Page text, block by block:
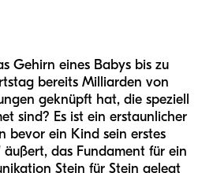
Gehirn eines Babys bis zu
bereits Milliarden von
geknüpft hat, die speziell
sind? Es ist ein erstaunlicher
bevor ein Kind sein erstes
äußert, das Fundament für ein
Stein für Stein gelegt